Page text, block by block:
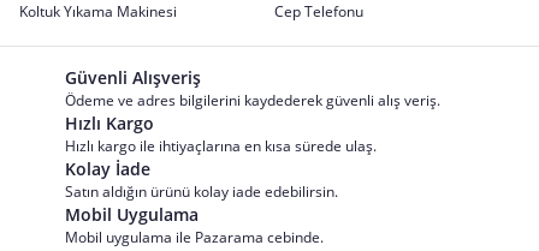
Koltuk Yıkama Makinesi
Cep Telefonu
Güvenli Alışveriş
Ödeme ve adres bilgilerini kaydederek güvenli alış veriş.
Hızlı Kargo
Hızlı kargo ile ihtiyaçlarına en kısa sürede ulaş.
Kolay İade
Satın aldığın ürünü kolay iade edebilirsin.
Mobil Uygulama
Mobil uygulama ile Pazarama cebinde.